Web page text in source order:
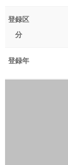
登録区
分
登録年